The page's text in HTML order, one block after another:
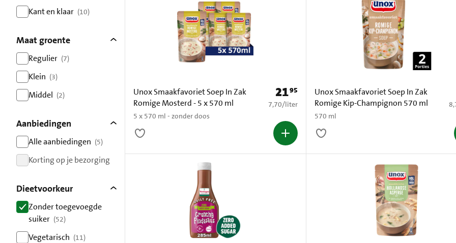
Kant en klaar (10)
Maat groente
Regulier (7)
resultaten
Klein (3)
resultaten
Middel (2)
Aanbiedingen
Alle aanbiedingen (5)
resultaten
Korting op je bezorging
Dieetvoorkeur
Zonder toegevoegde
suiker (52)
resultaten
Vegetarisch (11)
Unox Smaakfavoriet Soep In Zak
Romige Mosterd - 5 x 570 ml
5 x 570 ml - zonder doos
Prijs: € 21,95
2195
€ 7,70 per liter
7,70/liter
Unox Smaakfavoriet Soep In Zak
Romige Kip-Champignon 570 ml
570 ml
€